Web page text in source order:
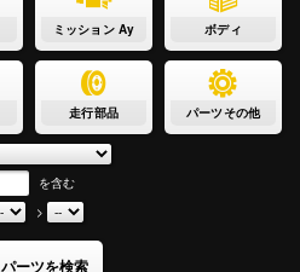
ミッション Ay ボディ
走行部品 パーツその他
を含む
>
パーツを検索